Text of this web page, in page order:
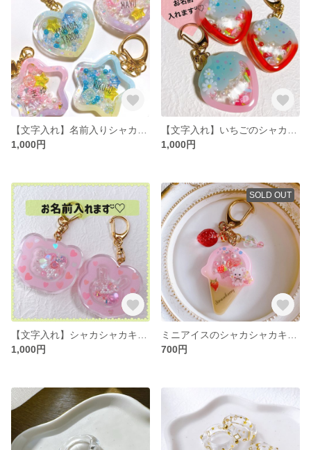
1,000円
1,000円
1,000円
SOLD OUT
700円